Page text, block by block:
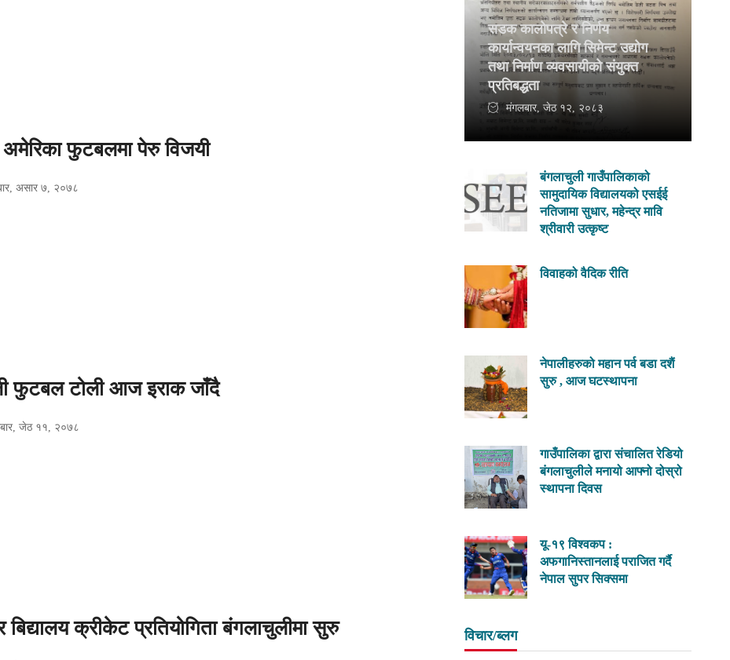
अमेरिका फुटबलमा पेरु विजयी
असार ७, २०७८
फुटबल टोली आज इराक जाँदै
जेठ ११, २०७८
बिद्यालय क्रीकेट प्रतियोगिता बंगलाचुलीमा सुरु
सडक कालोपत्रे र निर्णय
कार्यान्वयनका लागि सिमेन्ट उद्योग
तथा निर्माण व्यवसायीको संयुक्त
प्रतिबद्धता
मंगलबार, जेठ १२, २०८३
बंगलाचुली गाउँपालिकाको
सामुदायिक विद्यालयको एसईई
नतिजामा सुधार, महेन्द्र मावि
श्रीवारी उत्कृष्ट
विवाहको वैदिक रीति
नेपालीहरुको महान पर्व बडा दशैं
सुरु , आज घटस्थापना
गाउँपालिका द्वारा संचालित रेडियो
बंगलाचुलीले मनायो आफ्नो दोस्रो
स्थापना दिवस
यू-१९ विश्वकप :
अफगानिस्तानलाई पराजित गर्दै
नेपाल सुपर सिक्समा
विचार/ब्लग